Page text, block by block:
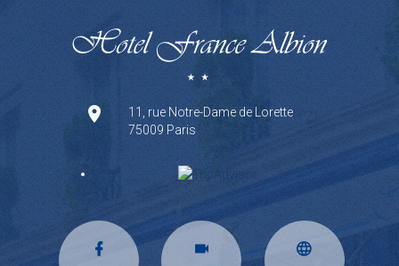
11, rue Notre-Dame de Lorette
75009 Paris